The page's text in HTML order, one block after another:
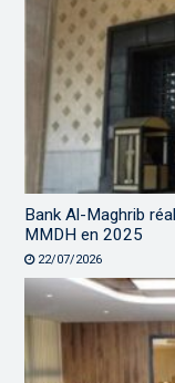
Bank Al-Maghrib
MMDH en 2025
22/07/2026